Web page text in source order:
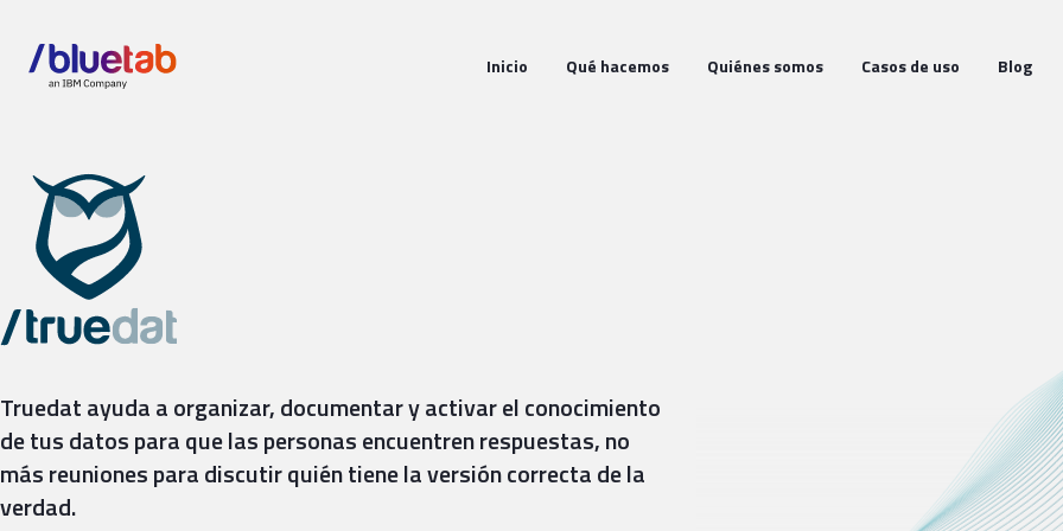
Inicio Qué hacemos Quiénes somos Casos de uso Blog
Truedat
Truedat ayuda a organizar, documentar y activar el conocimiento
de tus datos para que las personas encuentren respuestas, no
más reuniones para discutir quién tiene la versión correcta de la
verdad.